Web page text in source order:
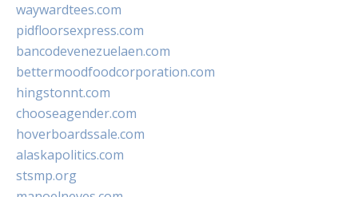
waywardtees.com
pidfloorsexpress.com
bancodevenezuelaen.com
bettermoodfoodcorporation.com
hingstonnt.com
chooseagender.com
hoverboardssale.com
alaskapolitics.com
stsmp.org